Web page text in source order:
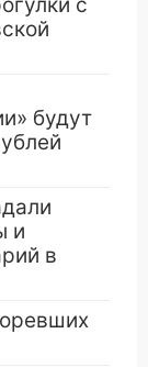
будут
и
в